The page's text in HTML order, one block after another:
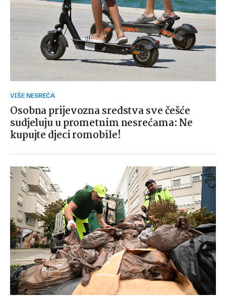
VIŠE NESREĆA
Osobna prijevozna sredstva sve češće
sudjeluju u prometnim nesrećama: Ne
kupujte djeci romobile!